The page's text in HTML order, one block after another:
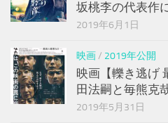
坂桃李の代表作
2019年6月1日
映画/ 2019年公開
映画【轢き逃げ
田法嗣と毎熊克
2019年5月31日